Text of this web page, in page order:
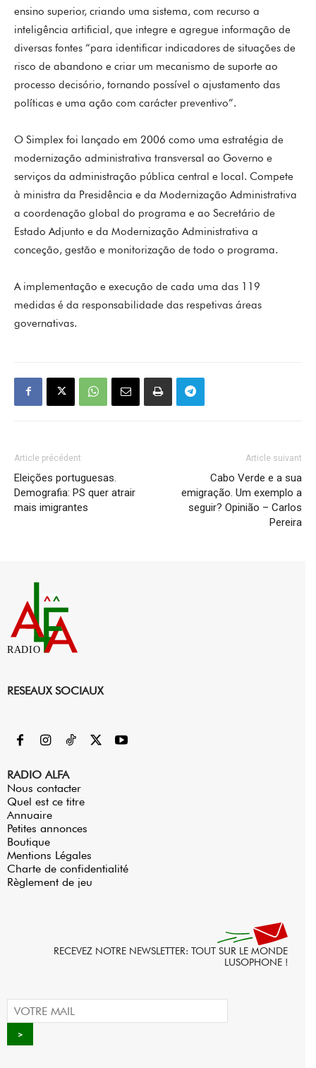
ensino superior, criando uma sistema, com recurso a
inteligência artificial, que integre e agregue informação de
diversas fontes “para identificar indicadores de situações de
risco de abandono e criar um mecanismo de suporte ao
processo decisório, tornando possível o ajustamento das
políticas e uma ação com carácter preventivo”.
O Simplex foi lançado em 2006 como uma estratégia de
modernização administrativa transversal ao Governo e
serviços da administração pública central e local. Compete
à ministra da Presidência e da Modernização Administrativa
a coordenação global do programa e ao Secretário de
Estado Adjunto e da Modernização Administrativa a
conceção, gestão e monitorização de todo o programa.
A implementação e execução de cada uma das 119
medidas é da responsabilidade das respetivas áreas
governativas.
Article précédent
Eleições portuguesas.
Demografia: PS quer atrair
mais imigrantes
Article suivant
Cabo Verde e a sua
emigração. Um exemplo a
seguir? Opinião – Carlos
Pereira
RADIO
RESEAUX SOCIAUX
RADIO ALFA
Nous contacter
Quel est ce titre
Annuaire
Petites annonces
Boutique
Mentions Légales
Charte de confidentialité
Règlement de jeu
RECEVEZ NOTRE NEWSLETTER: TOUT SUR LE MONDE
LUSOPHONE !